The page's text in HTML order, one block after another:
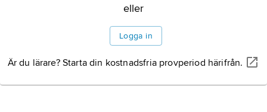
eller
Logga in
Är du lärare? Starta din kostnadsfria provperiod härifrån.